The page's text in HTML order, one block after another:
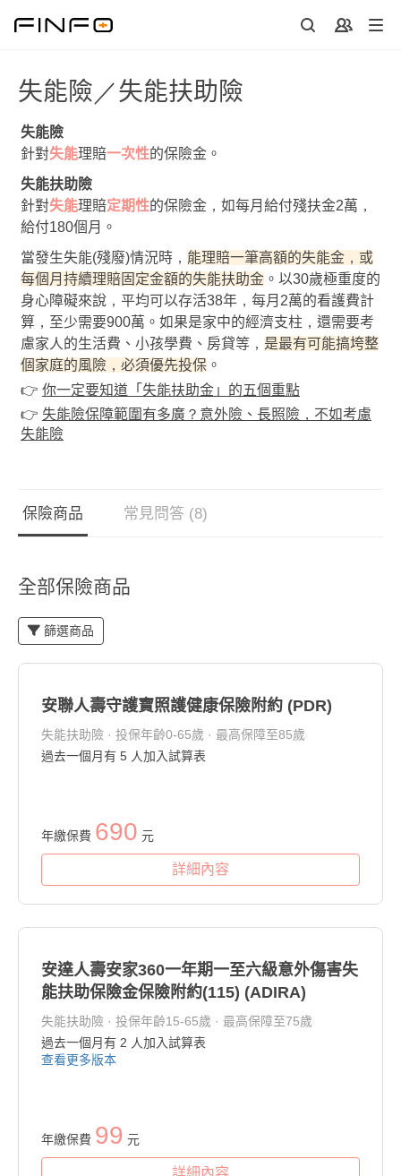
失能險／失能扶助險
失能險
針對失能理賠一次性的保險金。
失能扶助險
針對失能理賠定期性的保險金，如每月給付殘扶金2萬，
給付180個月。
當發生失能(殘廢)情況時， 能理賠一筆高額的失能金，或
每個月持續理賠固定金額的失能扶助金 。以30歲極重度的
身心障礙來說，平均可以存活38年，每月2萬的看護費計
算，至少需要900萬。如果是家中的經濟支柱，還需要考
慮家人的生活費、小孩學費、房貸等， 是最有可能搞垮整
個家庭的風險，必須優先投保 。
👉 你一定要知道「失能扶助金」的五個重點
👉 失能險保障範圍有多廣？意外險、長照險，不如考慮
失能險
保險商品 常見問答 (8)
全部保險商品
篩選商品
安聯人壽守護寶照護健康保險附約 (PDR)
失能扶助險 · 投保年齡0-65歲 · 最高保障至85歲
過去一個月有 5 人加入試算表
年繳保費 690 元
詳細內容
安達人壽安家360一年期一至六級意外傷害失
能扶助保險金保險附約(115) (ADIRA)
失能扶助險 · 投保年齡15-65歲 · 最高保障至75歲
過去一個月有 2 人加入試算表
查看更多版本
年繳保費 99 元
詳細內容